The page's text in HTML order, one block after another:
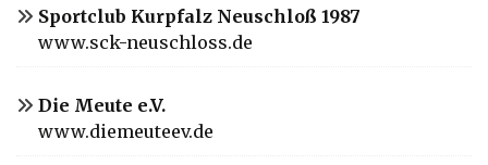
Sportclub Kurpfalz Neuschloß 1987
www.sck-neuschloss.de
Die Meute e.V.
www.diemeuteev.de